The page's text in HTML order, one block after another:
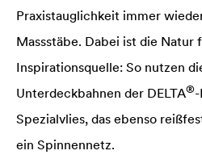
Praxistauglichkeit immer
Massstäbe. Dabei ist die Natur
Inspirationsquelle: So nutzen
Unterdeckbahnen der DELTA®
Spezialvlies, das ebenso
ein Spinnennetz.